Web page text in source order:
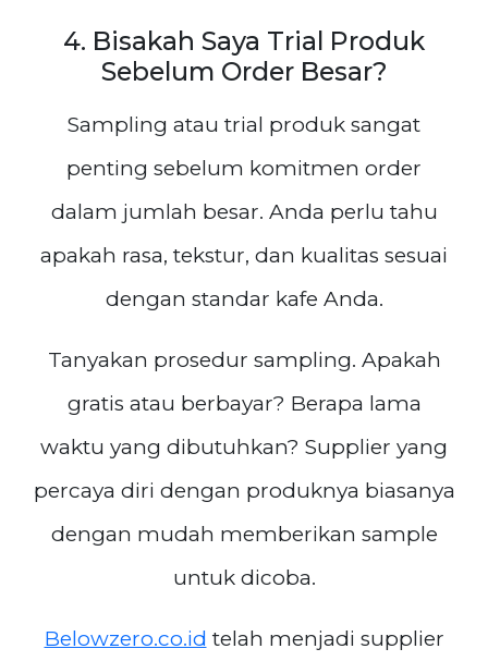
4. Bisakah Saya Trial Produk
Sebelum Order Besar?
Sampling atau trial produk sangat
penting sebelum komitmen order
dalam jumlah besar. Anda perlu tahu
apakah rasa, tekstur, dan kualitas sesuai
dengan standar kafe Anda.
Tanyakan prosedur sampling. Apakah
gratis atau berbayar? Berapa lama
waktu yang dibutuhkan? Supplier yang
percaya diri dengan produknya biasanya
dengan mudah memberikan sample
untuk dicoba.
Belowzero.co.id telah menjadi supplier